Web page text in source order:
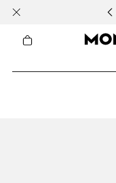
الأحد